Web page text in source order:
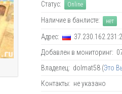
Статус:
Online
Наличие в банлисте: нет
Адрес:
Добавлен в мониторинг:
Владелец: dolmat58 (Это
Контакты: не указано